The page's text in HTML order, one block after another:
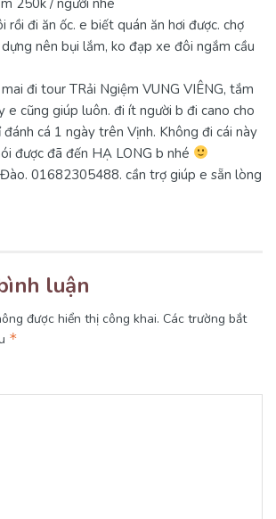
rồi đi ăn ốc. e biết quán ăn hơi được. chợ
nên bụi lắm, ko đạp xe đôi ngắm cầu
đi tour TRải Ngiệm VUNG VIÊNG, tắm
e cũng giúp luôn. đi ít người b đi cano cho
đánh cá 1 ngày trên Vịnh. Không đi cái này
được đã đến HẠ LONG b nhé
Đào. 01682305488. cần trợ giúp e sẵn lòng
luận
được hiển thị công khai. Các trường bắt
*